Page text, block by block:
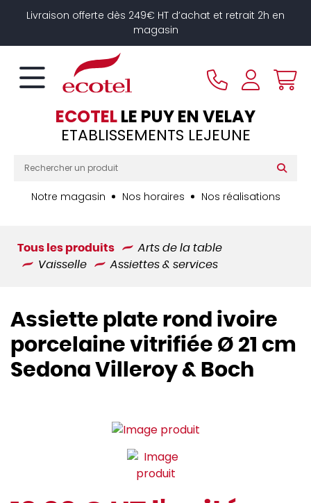
Livraison offerte dès 249€ HT d’achat et retrait 2h en
magasin
ECOTELLE PUY EN VELAY
ETABLISSEMENTS LEJEUNE
Notre magasin Nos horaires Nos réalisations
Tous les produits
Arts de la table
Vaisselle
Assiettes & services
Assiette plate rond ivoire
porcelaine vitrifiée Ø 21 cm
Sedona Villeroy & Boch
Panneau de gestion des cookies